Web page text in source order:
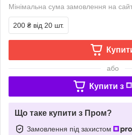
Мінімальна сума замовлення на
200 ₴ від 20 шт.
або
Купити з
Що таке купити з Пром?
Замовлення під захистом